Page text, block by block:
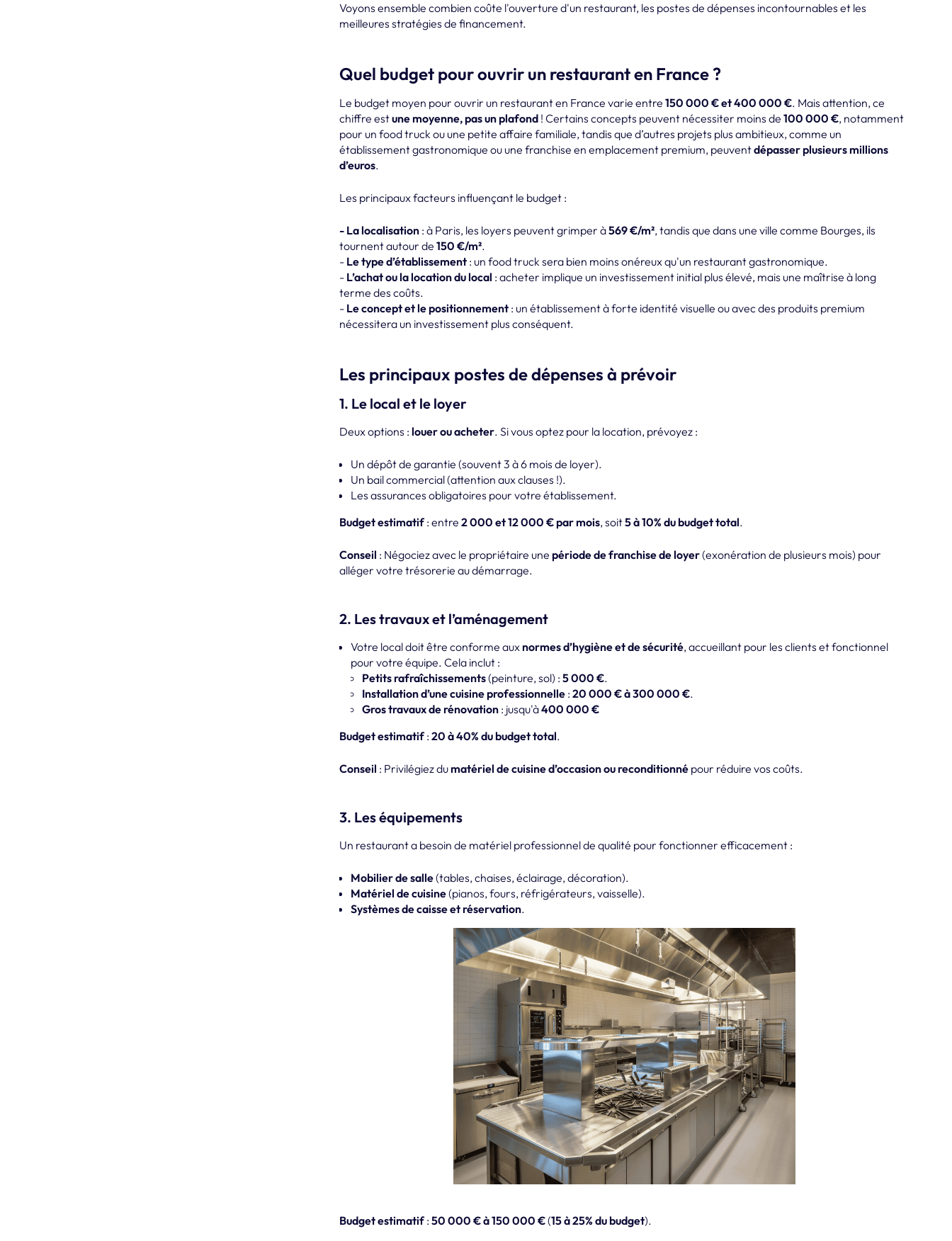
Voyons ensemble combien coûte l'ouverture d'un restaurant, les postes de dépenses incontournables et les
meilleures stratégies de financement.
Quel budget pour ouvrir un restaurant en France ?
Le budget moyen pour ouvrir un restaurant en France varie entre 150 000 € et 400 000 €. Mais attention, ce
chiffre estune moyenne, pas un plafond! Certains concepts peuvent nécessiter moins de 100 000 €, notamment
pour un food truck ou une petite affaire familiale, tandis que d’autres projets plus ambitieux, comme un
établissement gastronomique ou une franchise en emplacement premium, peuventdépasser plusieurs millions
d’euros.
Les principaux facteurs influençant le budget :
- La localisation: à Paris, les loyers peuvent grimper à569 €/m², tandis que dans une ville comme Bourges, ils
tournent autour de 150 €/m².
- Le type d’établissement: un food truck sera bien moins onéreux qu'un restaurant gastronomique.
- L’achat ou la location du local : acheter implique un investissement initial plus élevé, mais une maîtrise à long
terme des coûts.
- Le concept et le positionnement: un établissement à forte identité visuelle ou avec des produits premium
nécessitera un investissement plus conséquent.
Les principaux postes de dépenses à prévoir
1. Le local et le loyer
Deux options : louer ou acheter. Si vous optez pour la location, prévoyez :
Un dépôt de garantie (souvent 3 à 6 mois de loyer).
Un bail commercial (attention aux clauses !).
Les assurances obligatoires pour votre établissement.
Budget estimatif: entre 2 000 et 12 000 € par mois, soit5 à 10% du budget total.
Conseil : Négociez avec le propriétaire une période de franchise de loyer(exonération de plusieurs mois) pour
alléger votre trésorerie au démarrage.
2. Les travaux et l’aménagement
Votre local doit être conforme aux normes d’hygiène et de sécurité, accueillant pour les clients et fonctionnel
pour votre équipe. Cela inclut :
Petits rafraîchissements(peinture, sol) : 5 000 €.
Installation d’une cuisine professionnelle: 20 000 € à 300 000 €.
Gros travaux de rénovation: jusqu'à400 000 €
Budget estimatif: 20 à 40% du budget total.
Conseil : Privilégiez du matériel de cuisine d’occasion ou reconditionnépour réduire vos coûts.
3. Les équipements
Un restaurant a besoin de matériel professionnel de qualité pour fonctionner efficacement :
Mobilier de salle(tables, chaises, éclairage, décoration).
Matériel de cuisine(pianos, fours, réfrigérateurs, vaisselle).
Systèmes de caisse et réservation.
Budget estimatif: 50 000 € à 150 000 €(15 à 25% du budget).